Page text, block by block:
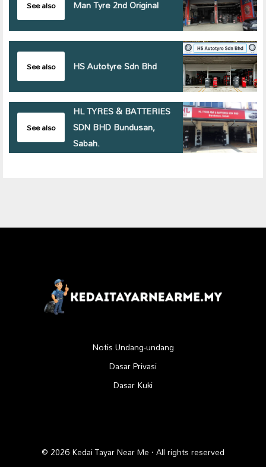
See also Man Tyre 2nd Original
See also HS Autotyre Sdn Bhd
See also
HL TYRES & BATTERIES
SDN BHD Bundusan,
Sabah.
Notis Undang-undang
Dasar Privasi
Dasar Kuki
© 2026 Kedai Tayar Near Me · All rights reserved